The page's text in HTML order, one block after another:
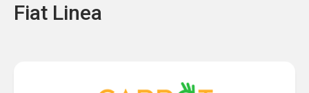
Fiat Linea